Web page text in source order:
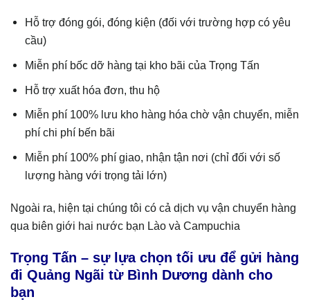
Hỗ trợ đóng gói, đóng kiện (đối với trường hợp có yêu
cầu)
Miễn phí bốc dỡ hàng tại kho bãi của Trọng Tấn
Hỗ trợ xuất hóa đơn, thu hộ
Miễn phí 100% lưu kho hàng hóa chờ vận chuyển, miễn
phí chi phí bến bãi
Miễn phí 100% phí giao, nhận tận nơi (chỉ đối với số
lượng hàng với trọng tải lớn)
Ngoài ra, hiện tại chúng tôi có cả dịch vụ vận chuyển hàng
qua biên giới hai nước bạn Lào và Campuchia
Trọng Tấn – sự lựa chọn tối ưu để gửi hàng
đi Quảng Ngãi từ Bình Dương dành cho
bạn